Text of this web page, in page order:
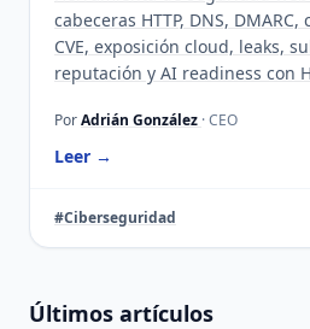
cabeceras HTTP, DNS,
CVE, exposición cloud, leaks,
reputación y AI readiness con
PorAdrián González · CEO
Leer →
#Ciberseguridad
Últimos artículos